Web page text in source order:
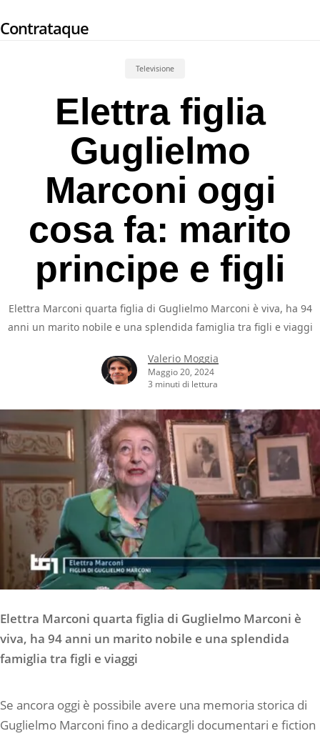
to
Contrataque
Televisione
Elettra figlia
Guglielmo
Marconi oggi
cosa fa: marito
principe e figli
Elettra Marconi quarta figlia di Guglielmo Marconi è viva, ha 94
anni un marito nobile e una splendida famiglia tra figli e viaggi
Valerio Moggia
Maggio 20, 2024
3 minuti di lettura
Elettra Marconi quarta figlia di Guglielmo Marconi è
viva, ha 94 anni un marito nobile e una splendida
famiglia tra figli e viaggi
Se ancora oggi è possibile avere una memoria storica di
Guglielmo Marconi fino a dedicargli documentari e fiction